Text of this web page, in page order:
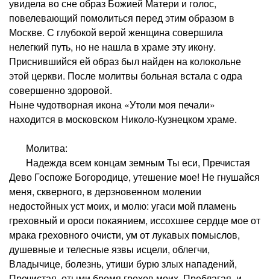
увидела во сне образ Божией Матери и голос,
повелевающий помолиться перед этим образом в
Москве. С глубокой верой женщина совершила
нелегкий путь, но не нашла в храме эту икону.
Приснившийся ей образ был найден на колокольне
этой церкви. После молитвы больная встала с одра
совершенно здоровой.
Ныне чудотворная икона «Утоли моя печали»
находится в московском Николо-Кузнецком храме.
Молитва:
Надежда всем концам земным Ты еси, Пречистая
Дево Госпоже Богородице, утешение мое! Не гнушайся
меня, скверного, в дерзновенном молении
недостойных уст моих, и молю: угаси мой пламень
греховный и ороси покаянием, иссохшее сердце мое от
мрака греховного очисти, ум от лукавых помыслов,
душевные и телесные язвы исцели, облегчи,
Владычице, болезнь, утиши бурю злых нападений,